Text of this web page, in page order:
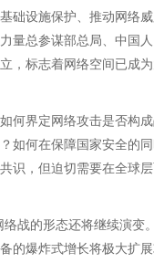
础设施保护、推动网络
量总参谋部总局、中国
，标志着网络空间已成
何界定网络攻击是否构
如何在保障国家安全的
识，但迫切需要在全球
战的形态还将继续演变
的爆炸式增长将极大扩